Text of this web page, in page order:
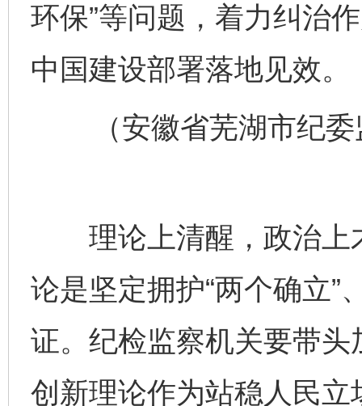
环保”等问题，着力纠治
中国建设部署落地见效。
（安徽省芜湖市纪委
理论上清醒，政治上
论是坚定拥护“两个确立”
证。纪检监察机关要带
创新理论作为站稳人民